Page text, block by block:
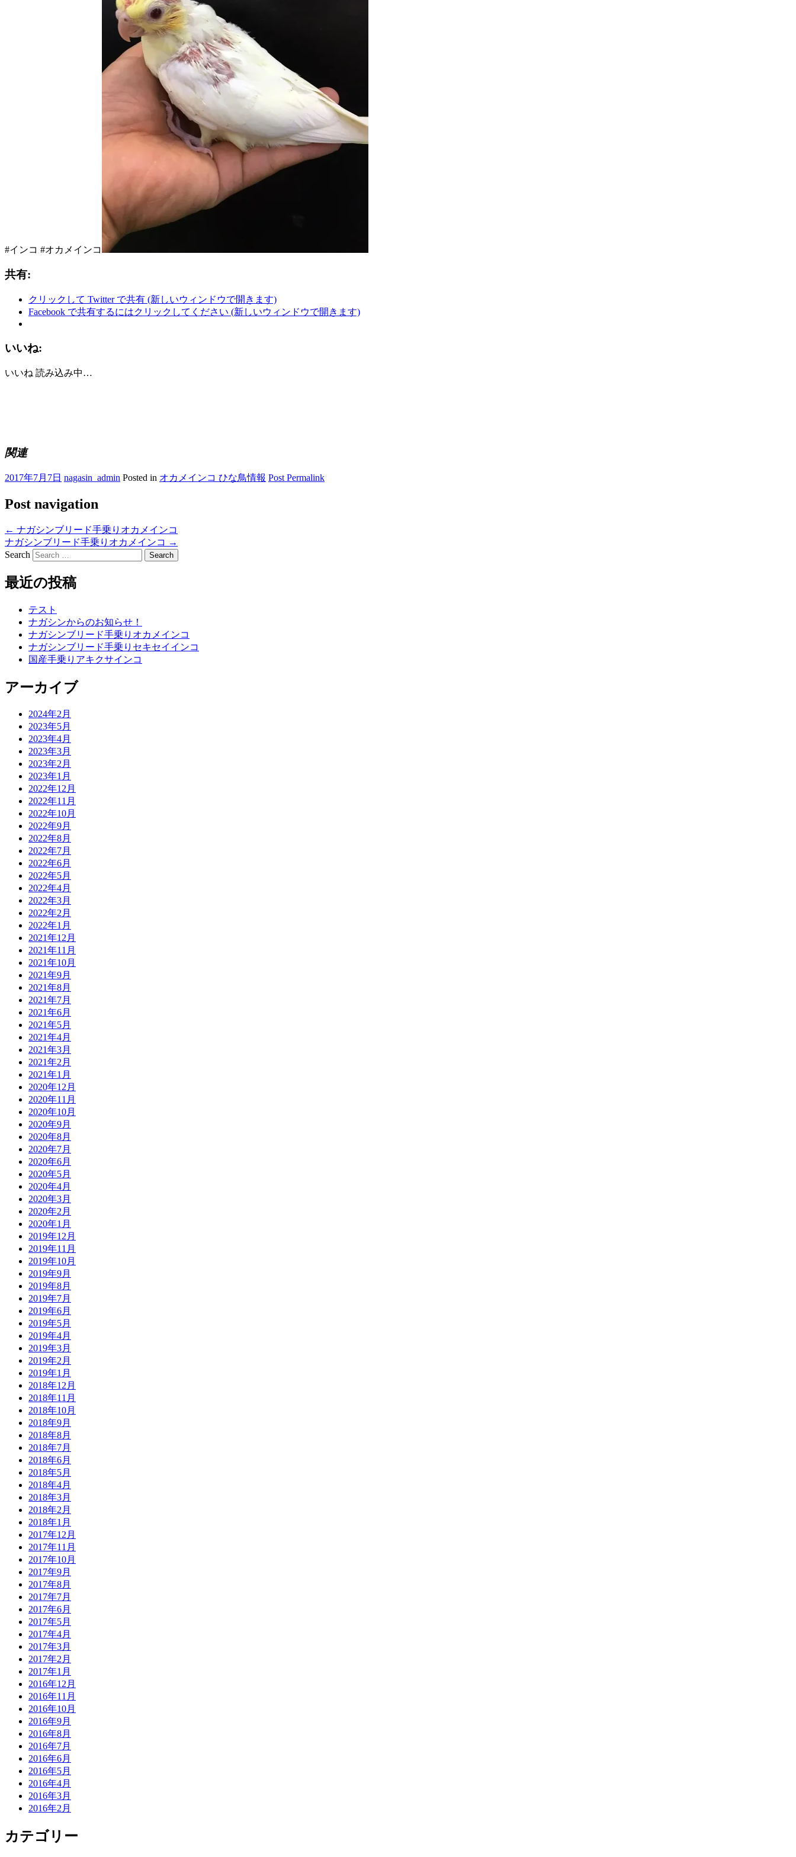
#インコ #オカメインコ
共有:
クリックして Twitter で共有 (新しいウィンドウで開きます)
Facebook で共有するにはクリックしてください (新しいウィンドウで開きます)
いいね:
いいね 読み込み中…
関連
2017年7月7日 nagasin_admin Posted in オカメインコ ひな鳥情報 Post Permalink
Post navigation
← ナガシンブリード手乗りオカメインコ
ナガシンブリード手乗りオカメインコ →
Search
最近の投稿
テスト
ナガシンからのお知らせ！
ナガシンブリード手乗りオカメインコ
ナガシンブリード手乗りセキセイインコ
国産手乗りアキクサインコ
アーカイブ
2024年2月
2023年5月
2023年4月
2023年3月
2023年2月
2023年1月
2022年12月
2022年11月
2022年10月
2022年9月
2022年8月
2022年7月
2022年6月
2022年5月
2022年4月
2022年3月
2022年2月
2022年1月
2021年12月
2021年11月
2021年10月
2021年9月
2021年8月
2021年7月
2021年6月
2021年5月
2021年4月
2021年3月
2021年2月
2021年1月
2020年12月
2020年11月
2020年10月
2020年9月
2020年8月
2020年7月
2020年6月
2020年5月
2020年4月
2020年3月
2020年2月
2020年1月
2019年12月
2019年11月
2019年10月
2019年9月
2019年8月
2019年7月
2019年6月
2019年5月
2019年4月
2019年3月
2019年2月
2019年1月
2018年12月
2018年11月
2018年10月
2018年9月
2018年8月
2018年7月
2018年6月
2018年5月
2018年4月
2018年3月
2018年2月
2018年1月
2017年12月
2017年11月
2017年10月
2017年9月
2017年8月
2017年7月
2017年6月
2017年5月
2017年4月
2017年3月
2017年2月
2017年1月
2016年12月
2016年11月
2016年10月
2016年9月
2016年8月
2016年7月
2016年6月
2016年5月
2016年4月
2016年3月
2016年2月
カテゴリー